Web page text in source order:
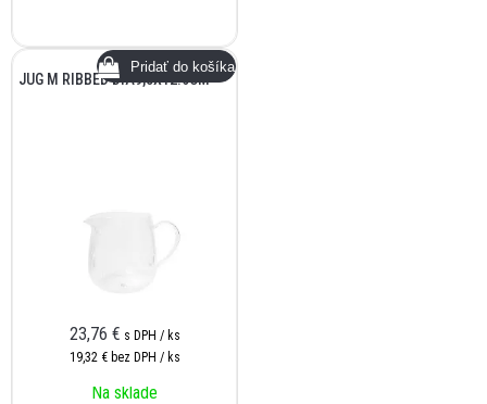
JUG M RIBBED DIA9,5X12.6CM
23,76 € s DPH / ks
19,32 € bez DPH / ks
Na sklade